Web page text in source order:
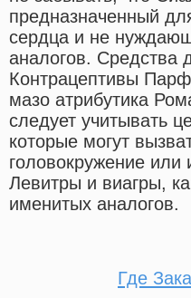
предназначенный
сердца и не
аналогов. Средства
Контрацептивы
мазо атрибутика
следует учитывать
которые могут
головокружение
Левитры и виагры,
именитых аналогов.
Где